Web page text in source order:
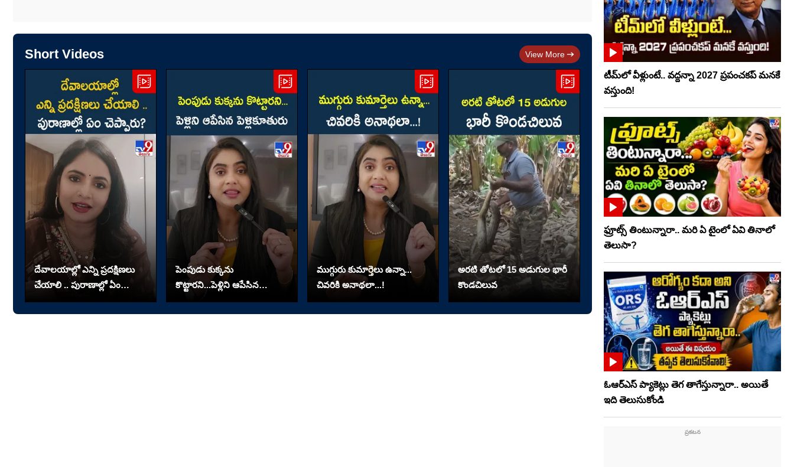
Short Videos View More
దేవాలయాల్లో ఎన్ని ప్రదక్షిణలు
చేయాలి .. పురాణాల్లో ఏం
చెప్పారు?
పెంపుడు కుక్కను
కొట్టారని...పెళ్లిని ఆపేసిన
పెళ్లికూతురు
ముగ్గురు కుమార్తెలు ఉన్నా...
చివరికి అనాథలా...!
అరటి తోటలో 15 అడుగుల భారీ
కొండచిలువ
టీమ్‌లో వీళ్లుంటే.. వద్దన్నా 2027 ప్రపంచకప్‌ మనకే
వస్తుంది!
ఫ్రూట్స్‌ తింటున్నారా.. మరి ఏ టైంలో ఏవి తినాలో
తెలుసా?
ఓఆర్‌ఎస్‌ ప్యాకెట్లు తెగ తాగేస్తున్నారా.. అయితే
ఇది తెలుసుకోండి